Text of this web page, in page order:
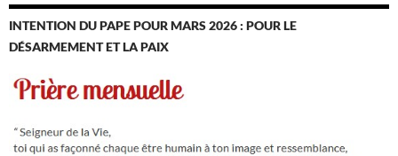
INTENTION DU PAPE POUR MARS 2026 : POUR LE
DÉSARMEMENT ET LA PAIX